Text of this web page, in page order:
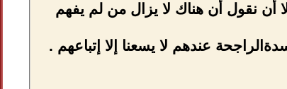
أن نقول أن هناك لا يزال من لم يفهم
عندهم لا يسعنا إلا إتباعهم .